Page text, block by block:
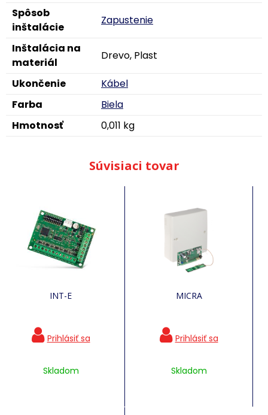
Spôsob
inštalácie
Zapustenie
Inštalácia na
materiál
Drevo, Plast
Ukončenie
Kábel
Farba
Biela
Hmotnosť
0,011 kg
Súvisiaci tovar
INT-E
Skladom
MICRA
Skladom